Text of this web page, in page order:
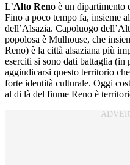
L’Alto Reno è un dipartimento
Fino a poco tempo fa, insieme al
dell’Alsazia. Capoluogo
popolosa è Mulhouse, che
Reno) è la città alsaziana più
eserciti si sono dati battaglia (in
aggiudicarsi questo territorio
forte identità culturale. Oggi
al di là del fiume Reno è